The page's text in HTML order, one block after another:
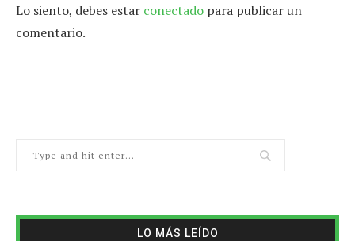
Lo siento, debes estar conectado para publicar un
comentario.
LO MÁS LEÍDO